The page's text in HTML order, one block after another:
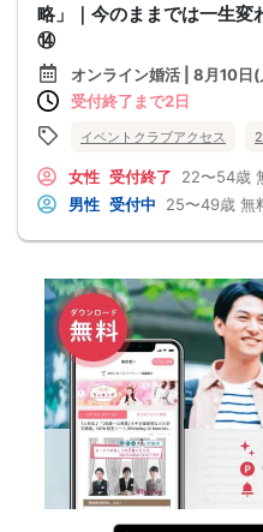
略」｜今のままでは一生変
⑭
オンライン婚活 | 8月10
受付終了まで2日
イベントクラブアクセス
女性 受付終了 22〜54歳
男性 受付中 25〜49歳 無